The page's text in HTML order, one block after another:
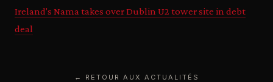
Ireland's Nama takes over Dublin U2 tower site in debt
deal
← RETOUR AUX ACTUALITÉS